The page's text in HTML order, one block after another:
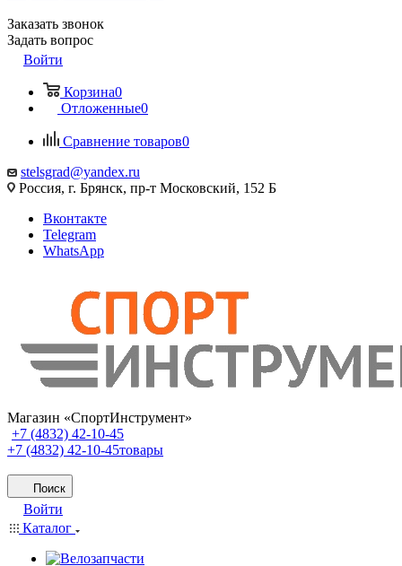
Заказать звонок
Задать вопрос
Войти
Корзина0
Отложенные0
Сравнение товаров0
stelsgrad@yandex.ru
Россия, г. Брянск, пр-т Московский, 152 Б
Вконтакте
Telegram
WhatsApp
Магазин «СпортИнструмент»
+7 (4832) 42-10-45
+7 (4832) 42-10-45товары
Поиск
Войти
Каталог